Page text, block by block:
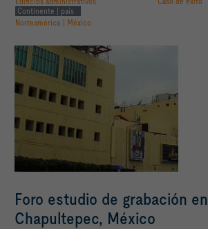
Continente | país
Norteamérica | México
Foro estudio de grabación en
Chapultepec, México